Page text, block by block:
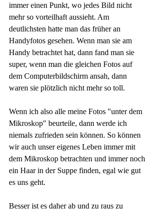
immer einen Punkt, wo jedes Bild nicht
mehr so vorteilhaft aussieht. Am
deutlichsten hatte man das früher an
Handyfotos gesehen. Wenn man sie am
Handy betrachtet hat, dann fand man sie
super, wenn man die gleichen Fotos auf
dem Computerbildschirm ansah, dann
waren sie plötzlich nicht mehr so toll.
Wenn ich also alle meine Fotos "unter dem
Mikroskop" beurteile, dann werde ich
niemals zufrieden sein können. So können
wir auch unser eigenes Leben immer mit
dem Mikroskop betrachten und immer noch
ein Haar in der Suppe finden, egal wie gut
es uns geht.
Besser ist es daher ab und zu raus zu